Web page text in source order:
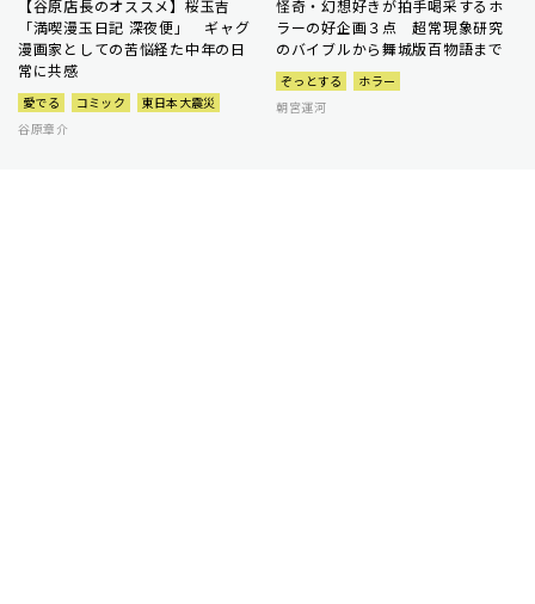
【谷原店長のオススメ】桜玉吉
「満喫漫玉日記 深夜便」 ギャグ
漫画家としての苦悩経た中年の日
常に共感
愛でる コミック
東日本大震災
谷原章介
怪奇・幻想好きが拍手喝采するホ
ラーの好企画３点 超常現象研究
のバイブルから舞城版百物語まで
ぞっとする
ホラー
朝宮運河